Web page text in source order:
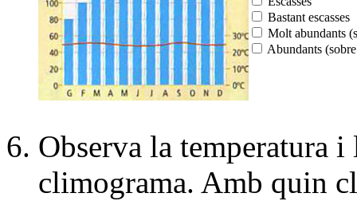
Bastant escasses
Molt abundants
Abundants
Observa la temperatura
climograma. Amb quin